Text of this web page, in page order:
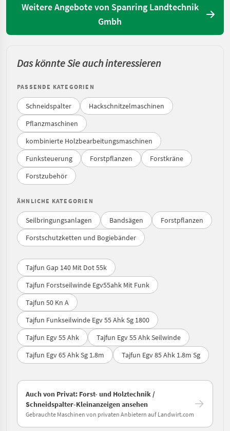
Weitere Angebote von Spanring Landtechnik
Gmbh
Das könnte Sie auch interessieren
PASSENDE KATEGORIEN
Schneidspalter
Hackschnitzelmaschinen
Pflanzmaschinen
kombinierte Holzbearbeitungsmaschinen
Funksteuerung
Forstpflanzen
Forstkräne
Forstzubehör
ÄHNLICHE KATEGORIEN
Seilbringungsanlagen Bandsägen
Forstpflanzen
Forstschutzketten und Bogiebänder
Tajfun Gap 140 Mit Dot 55k
Tajfun Forstseilwinde Egv55ahk Mit Funk
Tajfun 50 Kn A
Tajfun Funkseilwinde Egv 55 Ahk Sg 1800
Tajfun Egv 55 Ahk
Tajfun Egv 55 Ahk Seilwinde
Tajfun Egv 65 Ahk Sg 1.8m
Tajfun Egv 85 Ahk 1.8m Sg
Auch von Privat: Forst- und Holztechnik /
Schneidspalter-Kleinanzeigen ansehen
Gebrauchte Maschinen von privaten Anbietern auf Landwirt.com